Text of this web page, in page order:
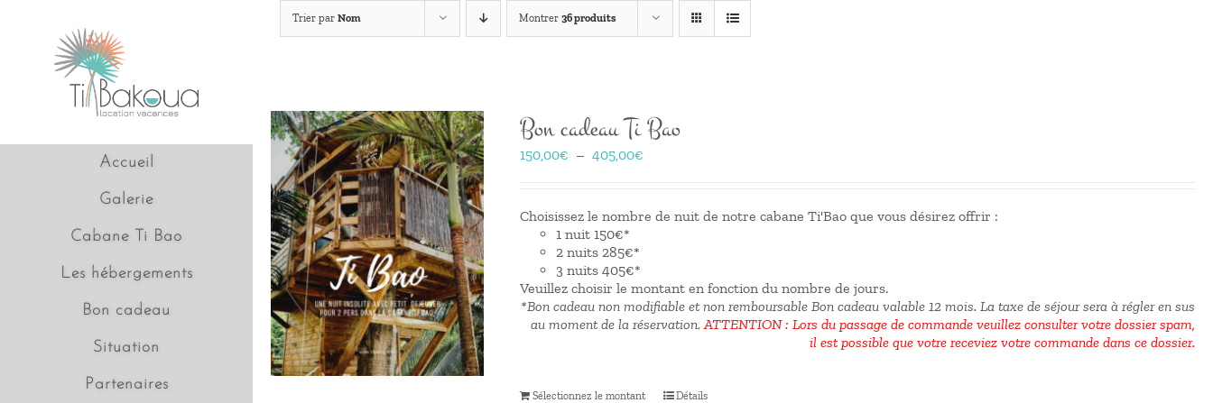
Accueil
Galerie
Cabane Ti Bao
Les hébergements
Bon cadeau
Situation
Partenaires
Trier par Nom Montrer 36 produits
Bon cadeau Ti Bao
150,00€ – 405,00€
150,00€
à
Choisissez le nombre de nuit de notre cabane Ti'Bao que vous désirez offrir :
1 nuit 150€*
2 nuits 285€*
3 nuits 405€*
Veuillez choisir le montant en fonction du nombre de jours.
*Bon cadeau non modifiable et non remboursable Bon cadeau valable 12 mois. La taxe de séjour sera à régler en sus
au moment de la réservation.ATTENTION : Lors du passage de commande veuillez consulter votre dossier spam,
il est possible que votre receviez votre commande dans ce dossier.
Sélectionnez le montant Détails